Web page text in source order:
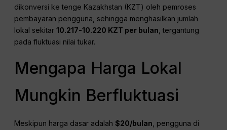
dikonversi ke tenge Kazakhstan (KZT) oleh pemroses
pembayaran pengguna, sehingga menghasilkan jumlah
lokal sekitar10.217-10.220 KZT per bulan , tergantung
pada fluktuasi nilai tukar.
Mengapa Harga Lokal
Mungkin Berfluktuasi
Meskipun harga dasar adalah$20/bulan , pengguna di